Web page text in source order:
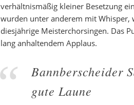
verhältnismäßig kleiner Besetzung
wurden unter anderem mit Whisper,
diesjährige Meisterchorsingen. Das
lang anhaltendem Applaus.
Bannberscheider
gute Laune